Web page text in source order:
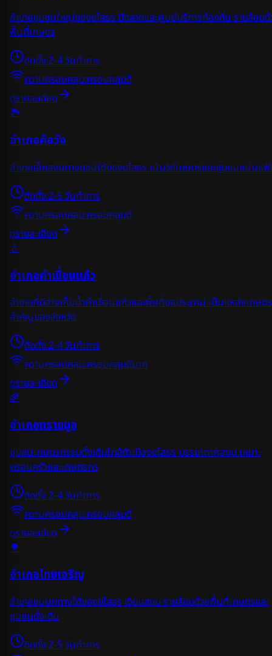
อำเภอชุมชนใหญ่ของยโสธร มีตลาดและศูนย์บริการท้องถิ่น รายล้อมด้
พื้นที่เกษตร
ติดตั้ง:2-4 วันทำการ
ความครอบคลุม:ครอบคลุมดี
ดูรายละเอียด
🏞️
อำเภอค้อวัง
อำเภอเล็กสงบทางตอนใต้ของยโสธร เน้นวิถีเกษตรและชุมชนแน่นแ
ติดตั้ง:2-5 วันทำการ
ความครอบคลุม:ครอบคลุมดี
ดูรายละเอียด
💧
อำเภอคำเขื่อนแก้ว
อำเภอที่มีอ่างเก็บน้ำคำเขื่อนแก้วและพื้นที่ชลประทาน เป็นแหล่งเกษตร
สำคัญของจังหวัด
ติดตั้ง:2-4 วันทำการ
ความครอบคลุม:ครอบคลุมดีมาก
ดูรายละเอียด
🌾
อำเภอทรายมูล
ชุมชนเกษตรกรรมดั้งเดิมใกล้ตัวเมืองยโสธร บรรยากาศสงบ เหมาะ
ครอบครัวและเกษตรกร
ติดตั้ง:2-4 วันทำการ
ความครอบคลุม:ครอบคลุมดี
ดูรายละเอียด
🌳
อำเภอไทยเจริญ
อำเภอชนบททางใต้ของยโสธร เงียบสงบ รายล้อมด้วยพื้นที่เกษตรและ
ชุมชนดั้งเดิม
ติดตั้ง:2-5 วันทำการ